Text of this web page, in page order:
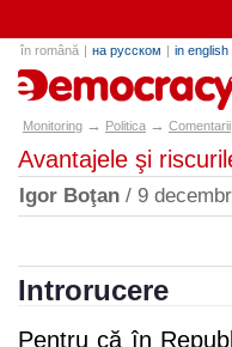
în română | на русском | in english
e-democracy.md
Monitoring → Politica → Comentarii
Avantajele şi
Igor Boţan / 9
Introrucere
Pentru că în